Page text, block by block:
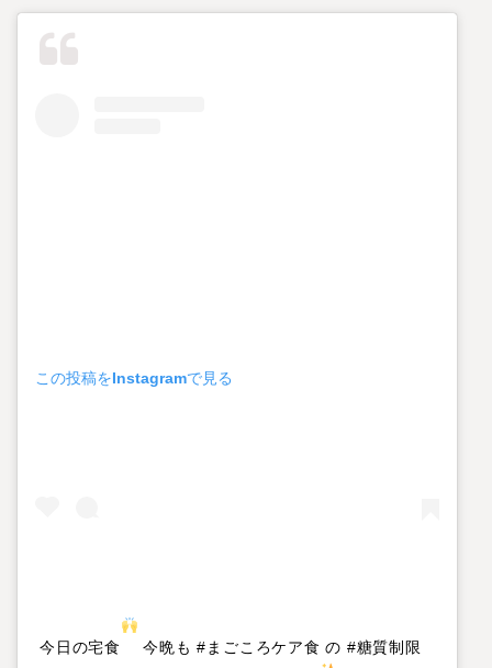
この投稿をInstagramで見る
今日の宅食 今晩も #まごころケア食 の #糖質制限